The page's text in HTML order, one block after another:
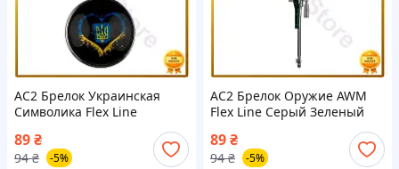
AC2 Брелок Украинская
Символика Flex Line
металлический для ключей
стильный подарок для
патриотов Украи DE
89₴
94 ₴ -5%
AC2 Брелок Оружие AWM
Flex Line Серый Зеленый
Металлический для ключей
и украшения ключей
MOD58L DE
89₴
94 ₴ -5%